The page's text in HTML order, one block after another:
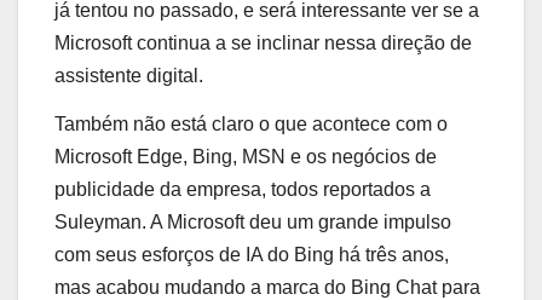
já tentou no passado, e será interessante ver se a
Microsoft continua a se inclinar nessa direção de
assistente digital.
Também não está claro o que acontece com o
Microsoft Edge, Bing, MSN e os negócios de
publicidade da empresa, todos reportados a
Suleyman. A Microsoft deu um grande impulso
com seus esforços de IA do Bing há três anos,
mas acabou mudando a marca do Bing Chat para